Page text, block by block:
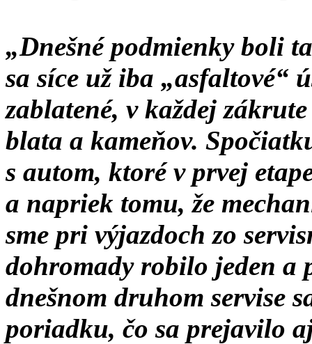
„Dnešné podmienky boli
sa síce už iba „asfaltové“
zablatené, v každej
blata a kameňov.
s autom, ktoré v prvej
a napriek tomu, že
sme pri výjazdoch zo
dohromady robilo jeden
dnešnom druhom servise
poriadku, čo sa prejavilo